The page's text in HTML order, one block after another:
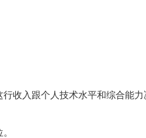
收入跟个人技术水平和综合能力